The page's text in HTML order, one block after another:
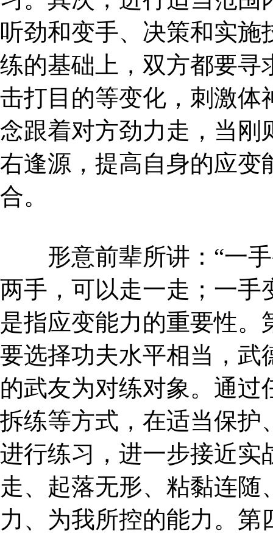
听劲和变手、决策和实
练的基础上，双方都要寻
击打目的等变化，刺激体
念跟着对方劲力走，当刚
右逢源，提高自身的应变
合。
形意前辈所讲：“一手
两手，可以走一走；一手
是指应变能力的重要性
要选择功夫水平相当，武
的武友为对练对象。通
拆练等方式，在适当保护
进行练习，进一步接近实
走、起落无形、粘黏连
力、为我所控的能力。